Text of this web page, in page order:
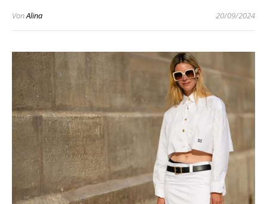
VonAlina 20/09/2024